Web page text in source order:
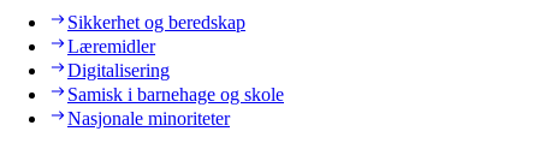
Sikkerhet og beredskap
Læremidler
Digitalisering
Samisk i barnehage og skole
Nasjonale minoriteter